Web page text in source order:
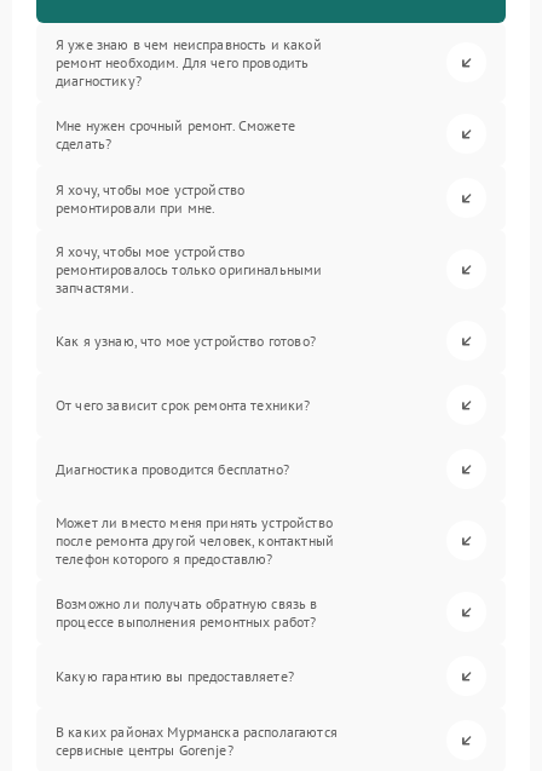
Я уже знаю в чем неисправность и какой
ремонт необходим. Для чего проводить
диагностику?
Мне нужен срочный ремонт. Сможете
сделать?
Я хочу, чтобы мое устройство
ремонтировали при мне.
Я хочу, чтобы мое устройство
ремонтировалось только оригинальными
запчастями.
Как я узнаю, что мое устройство готово?
От чего зависит срок ремонта техники?
Диагностика проводится бесплатно?
Может ли вместо меня принять устройство
после ремонта другой человек, контактный
телефон которого я предоставлю?
Возможно ли получать обратную связь в
процессе выполнения ремонтных работ?
Какую гарантию вы предоставляете?
В каких районах Мурманска располагаются
сервисные центры Gorenje?